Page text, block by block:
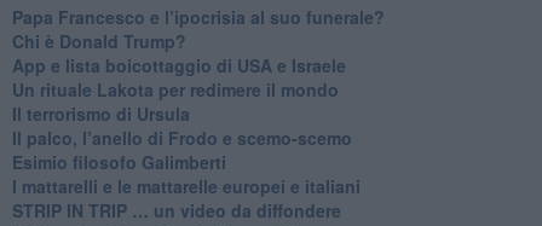
Papa Francesco e l’ipocrisia al suo funerale?
​Chi è Donald Trump?
App e lista boicottaggio di USA e Israele
​Un rituale Lakota per redimere il mondo
Il terrorismo di Ursula
​Il palco, l’anello di Frodo e scemo-scemo
Esimio filosofo Galimberti
​I mattarelli e le mattarelle europei e italiani
​STRIP IN TRIP … un video da diffondere